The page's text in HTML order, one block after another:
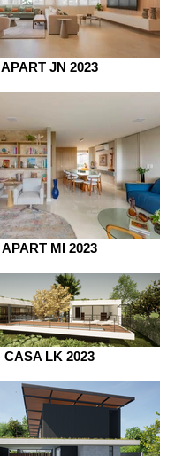
APART JN 2023
APART MI 2023
CASA LK 2023